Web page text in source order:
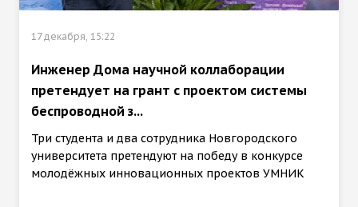
17 декабря, 15:22
Инженер Дома научной коллаборации
претендует на грант с проектом системы
беспроводной з...
Три студента и два сотрудника Новгородского
университета претендуют на победу в конкурсе
молодёжных инновационных проектов УМНИК